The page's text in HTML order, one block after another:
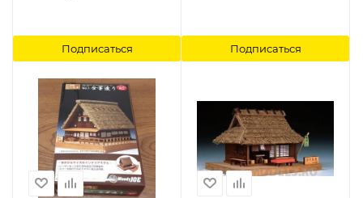
Подписаться Подписаться